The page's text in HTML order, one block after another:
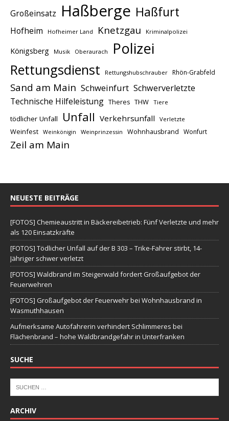
Großeinsatz Haßberge Haßfurt
Hofheim Hofheimer Land Knetzgau Kriminalpolizei
Königsberg Musik Oberaurach Polizei
Rettungsdienst Rettungshubschrauber Rhön-Grabfeld
Sand am Main Schweinfurt Schwerverletzte
Technische Hilfeleistung Theres THW Tiere
tödlicher Unfall Unfall Verkehrsunfall Verletzte
Weinfest Weinkönigin Weinprinzessin Wohnhausbrand Wonfurt
Zeil am Main
NEUESTE BEITRÄGE
[FOTOS] Chemieaustritt in Bäckereibetrieb: Fünf Verletzte und mehr
als 120 Einsatzkräfte
[FOTOS] Tödlicher Unfall auf der B 303 – Trike-Fahrer stirbt, 14-
Jähriger schwer verletzt
[FOTOS] Waldbrand im Steigerwald fordert Großaufgebot der
Feuerwehren
[FOTOS] Großaufgebot der Feuerwehr bei Wohnhausbrand in
Wasmuthhausen
Aufmerksame Autofahrerin verhindert Schlimmeres bei
Flächenbrand – hohe Waldbrandgefahr in Unterfranken
SUCHE
ARCHIV